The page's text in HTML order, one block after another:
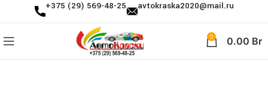
+375 (29) 569-48-25 avtokraska2020@mail.ru
0 0.00 Br